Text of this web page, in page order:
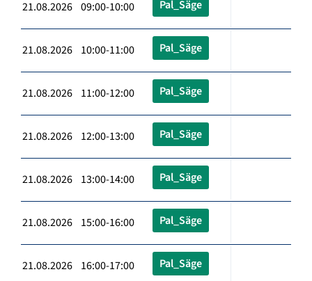
21.08.2026 09:00-10:00 Pal_Säge
21.08.2026 10:00-11:00 Pal_Säge
21.08.2026 11:00-12:00 Pal_Säge
21.08.2026 12:00-13:00 Pal_Säge
21.08.2026 13:00-14:00 Pal_Säge
21.08.2026 15:00-16:00 Pal_Säge
21.08.2026 16:00-17:00 Pal_Säge